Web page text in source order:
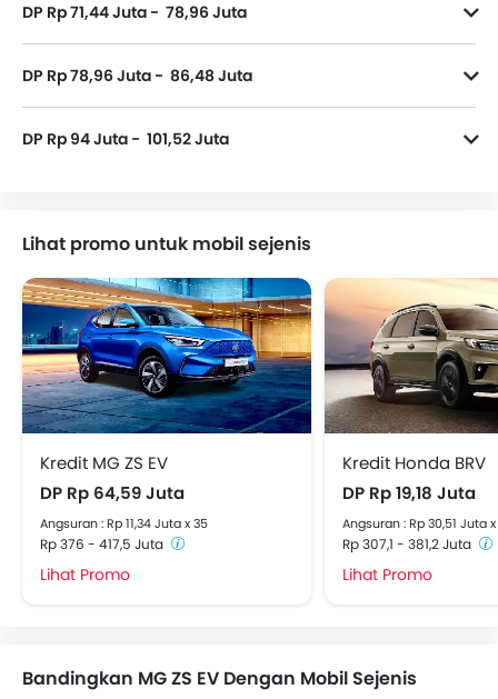
DP Rp 71,44 Juta - 78,96 Juta
DP Rp 78,96 Juta - 86,48 Juta
DP Rp 94 Juta - 101,52 Juta
Lihat promo untuk mobil sejenis
Kredit MG ZS EV
DP Rp 64,59 Juta
Angsuran : Rp 11,34 Juta x 35
Rp 376 - 417,5 Juta
Lihat Promo
Kredit Honda BRV
DP Rp 19,18 Juta
Angsuran : Rp 30,51 Juta x
Rp 307,1 - 381,2 Juta
Lihat Promo
Bandingkan MG ZS EV Dengan Mobil Sejenis